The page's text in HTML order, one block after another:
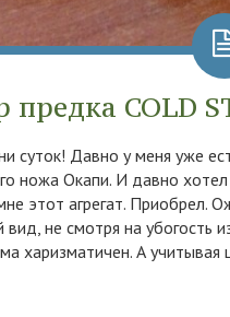
COLD
суток! Давно у меня уже
ножа Окапи. И давно
этот агрегат. Приобрел.
не смотря на убогость
харизматичен. А учитывая